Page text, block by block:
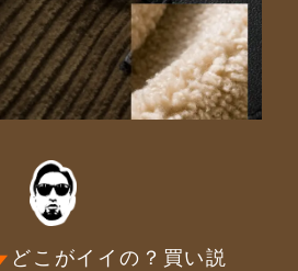
どこがイイの？買い説